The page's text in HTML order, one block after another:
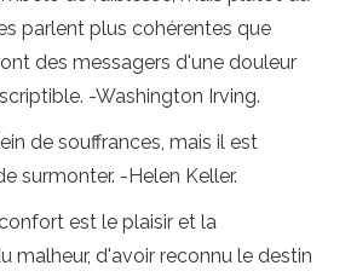
parlent plus cohérentes que
des messagers d'une douleur
-Washington Irving.
de souffrances, mais il est
surmonter. -Helen Keller.
est le plaisir et la
malheur, d'avoir reconnu le destin